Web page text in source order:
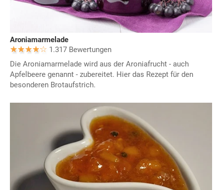
Aroniamarmelade
1.317 Bewertungen
Die Aroniamarmelade wird aus der Aroniafrucht - auch
Apfelbeere genannt - zubereitet. Hier das Rezept für den
besonderen Brotaufstrich.